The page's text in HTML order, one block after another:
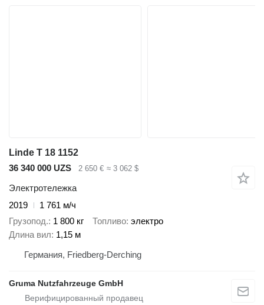
Linde T 18 1152
36 340 000 UZS
2 650 € ≈ 3 062 $
Электротележка
2019
1 761 м/ч
Грузопод. 1 800 кг Топливо электро
Длина вил 1,15 м
Германия, Friedberg-Derching
Gruma Nutzfahrzeuge GmbH